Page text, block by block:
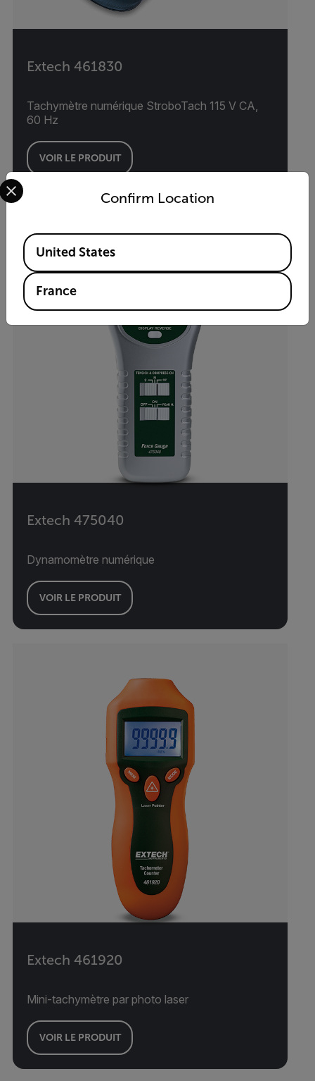
Extech 461830
Tachymètre numérique StroboTach 115 V CA,
60 Hz
VOIR LE PRODUIT
Extech 475040
Dynamomètre numérique
VOIR LE PRODUIT
Extech 461920
Mini-tachymètre par photo laser
VOIR LE PRODUIT
Confirm Location
Select your preferred country and language from the
Available Locations
United States
France